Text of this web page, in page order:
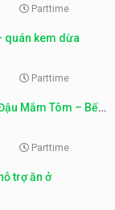
Parttime
quán kem dừa
Parttime
Mắm Tôm – Bếp
Parttime
trợ ăn ở